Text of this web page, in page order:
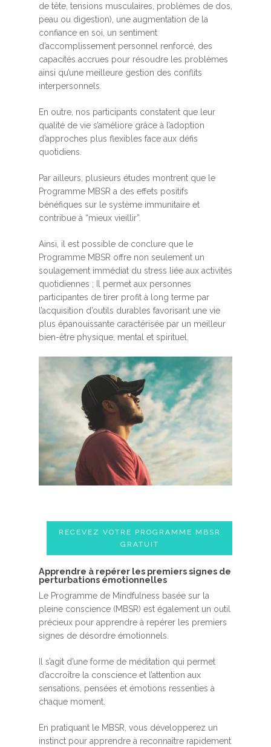
de tête, tensions musculaires, problèmes de dos,
peau ou digestion), une augmentation de la
confiance en soi, un sentiment
d’accomplissement personnel renforcé, des
capacités accrues pour résoudre les problèmes
ainsi qu’une meilleure gestion des conflits
interpersonnels.
En outre, nos participants constatent que leur
qualité de vie s’améliore grâce à l’adoption
d’approches plus flexibles face aux défis
quotidiens.
Par ailleurs, plusieurs études montrent que le
Programme MBSR a des effets positifs
bénéfiques sur le système immunitaire et
contribue à “mieux vieillir”.
Ainsi, il est possible de conclure que le
Programme MBSR offre non seulement un
soulagement immédiat du stress liée aux activités
quotidiennes ; Il permet aux personnes
participantes de tirer profit à long terme par
l’acquisition d’outils durables favorisant une vie
plus épanouissante caractérisée par un meilleur
bien-être physique, mental et spirituel.
RECEVEZ VOTRE PROGRAMME MBSR
GRATUIT
A​pprendre à repérer les premiers signes de
perturbations émotionnelles
Le Programme de Mindfulness basée sur la
pleine conscience (MBSR) est également un outil
précieux pour apprendre à repérer les premiers
signes de désordre émotionnels.
Il s’agit d’une forme de méditation qui permet
d’accroître la conscience et l’attention aux
sensations, pensées et émotions ressenties à
chaque moment.
En pratiquant le MBSR, vous développerez un
instinct pour apprendre à reconnaître rapidement